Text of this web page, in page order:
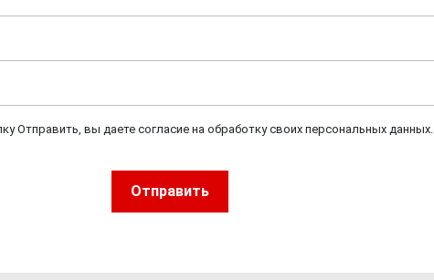
Отправить, вы даете согласие на обработку своих персональных данных.
Отправить